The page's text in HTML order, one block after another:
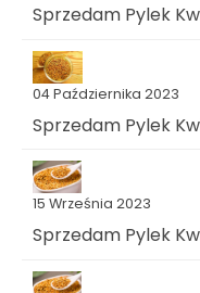
Sprzedam Pylek
04 Października 2023
Sprzedam Pylek
15 Września 2023
Sprzedam Pylek